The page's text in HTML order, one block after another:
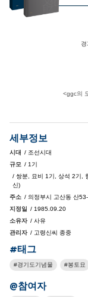
<ggc의
세부정보
시대
/ 조선시대
규모 / 1기
/ 쌍분, 묘비 1기, 상석 2기,
신)
주소 / 의정부시 고산동 산
지정일
/ 1985.09.20
소유자 / 사유
관리자 / 고령신씨 종중
#태그
경기도기념물 봉토묘
@참여자